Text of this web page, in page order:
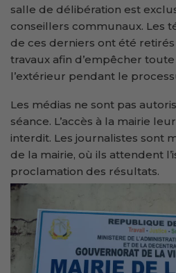
salle de délibération est
conseillers communaux. Les
de ces derniers ont été
travaux afin d’empêcher
l’extérieur pendant le
Les médias ne sont pas
séance. L’accès à la mairie
interdit. Les journalistes sont
de la mairie, où ils attendent
proclamation des résultats.